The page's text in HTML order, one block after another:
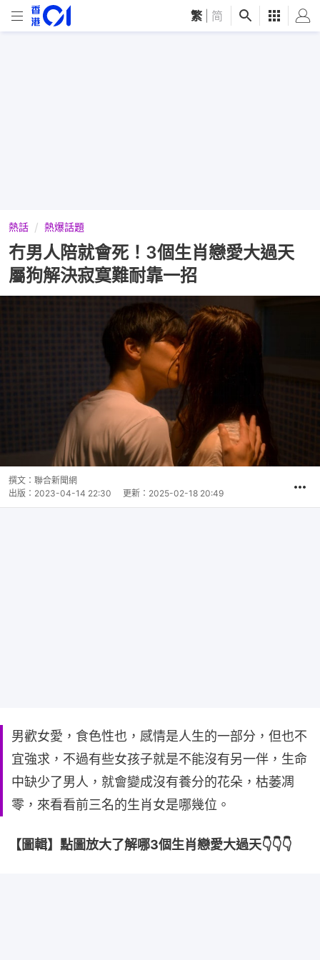
繁 简
熱話 熱爆話題
冇男人陪就會死！3個生肖戀愛大過天
屬狗解決寂寞難耐靠一招
撰文： 聯合新聞網
出版： 2023-04-14 22:30 更新： 2025-02-18 20:49
男歡女愛，食色性也，感情是人生的一部分，但也不
宜強求，不過有些女孩子就是不能沒有另一伴，生命
中缺少了男人，就會變成沒有養分的花朵，枯萎凋
零，來看看前三名的生肖女是哪幾位。
【圖輯】點圖放大了解哪3個生肖戀愛大過天👇👇👇